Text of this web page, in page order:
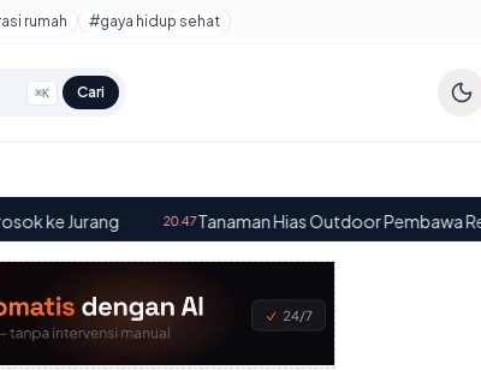
rumah #gaya hidup sehat
⌘K Cari
· 20.47 Tanaman Hias Outdoor Pembawa Rezeki: